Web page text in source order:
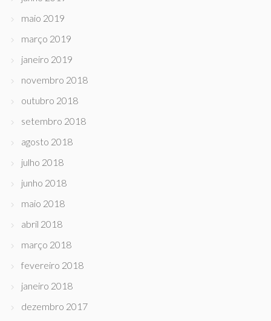
maio 2019
março 2019
janeiro 2019
novembro 2018
outubro 2018
setembro 2018
agosto 2018
julho 2018
junho 2018
maio 2018
abril 2018
março 2018
fevereiro 2018
janeiro 2018
dezembro 2017